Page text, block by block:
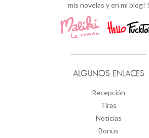
mis novelas y en mi blog! !
ALGUNOS ENLACES
Recepción
Tiras
Noticias
Bonus